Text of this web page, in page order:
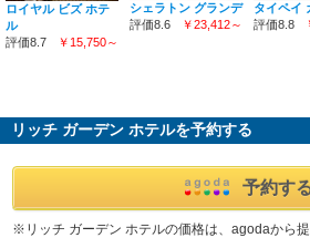
ロイヤル ビズ ホテ
ル
評価8.7
￥15,750～
シェラトン グランデ
評価8.6
￥23,412～
タイペイ
評価8.8
リッチ ガーデン ホテルを予約する
予約す
※リッチ ガーデン ホテルの価格は、agodaから提